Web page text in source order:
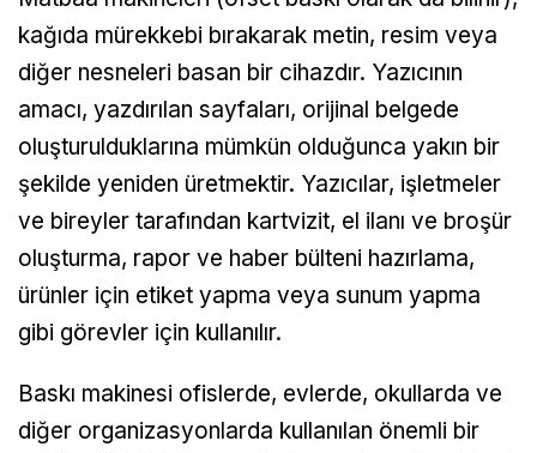
kağıda mürekkebi bırakarak metin, resim veya
diğer nesneleri basan bir cihazdır. Yazıcının
amacı, yazdırılan sayfaları, orijinal belgede
oluşturulduklarına mümkün olduğunca yakın bir
şekilde yeniden üretmektir. Yazıcılar, işletmeler
ve bireyler tarafından kartvizit, el ilanı ve broşür
oluşturma, rapor ve haber bülteni hazırlama,
ürünler için etiket yapma veya sunum yapma
gibi görevler için kullanılır.
Baskı makinesi ofislerde, evlerde, okullarda ve
diğer organizasyonlarda kullanılan önemli bir